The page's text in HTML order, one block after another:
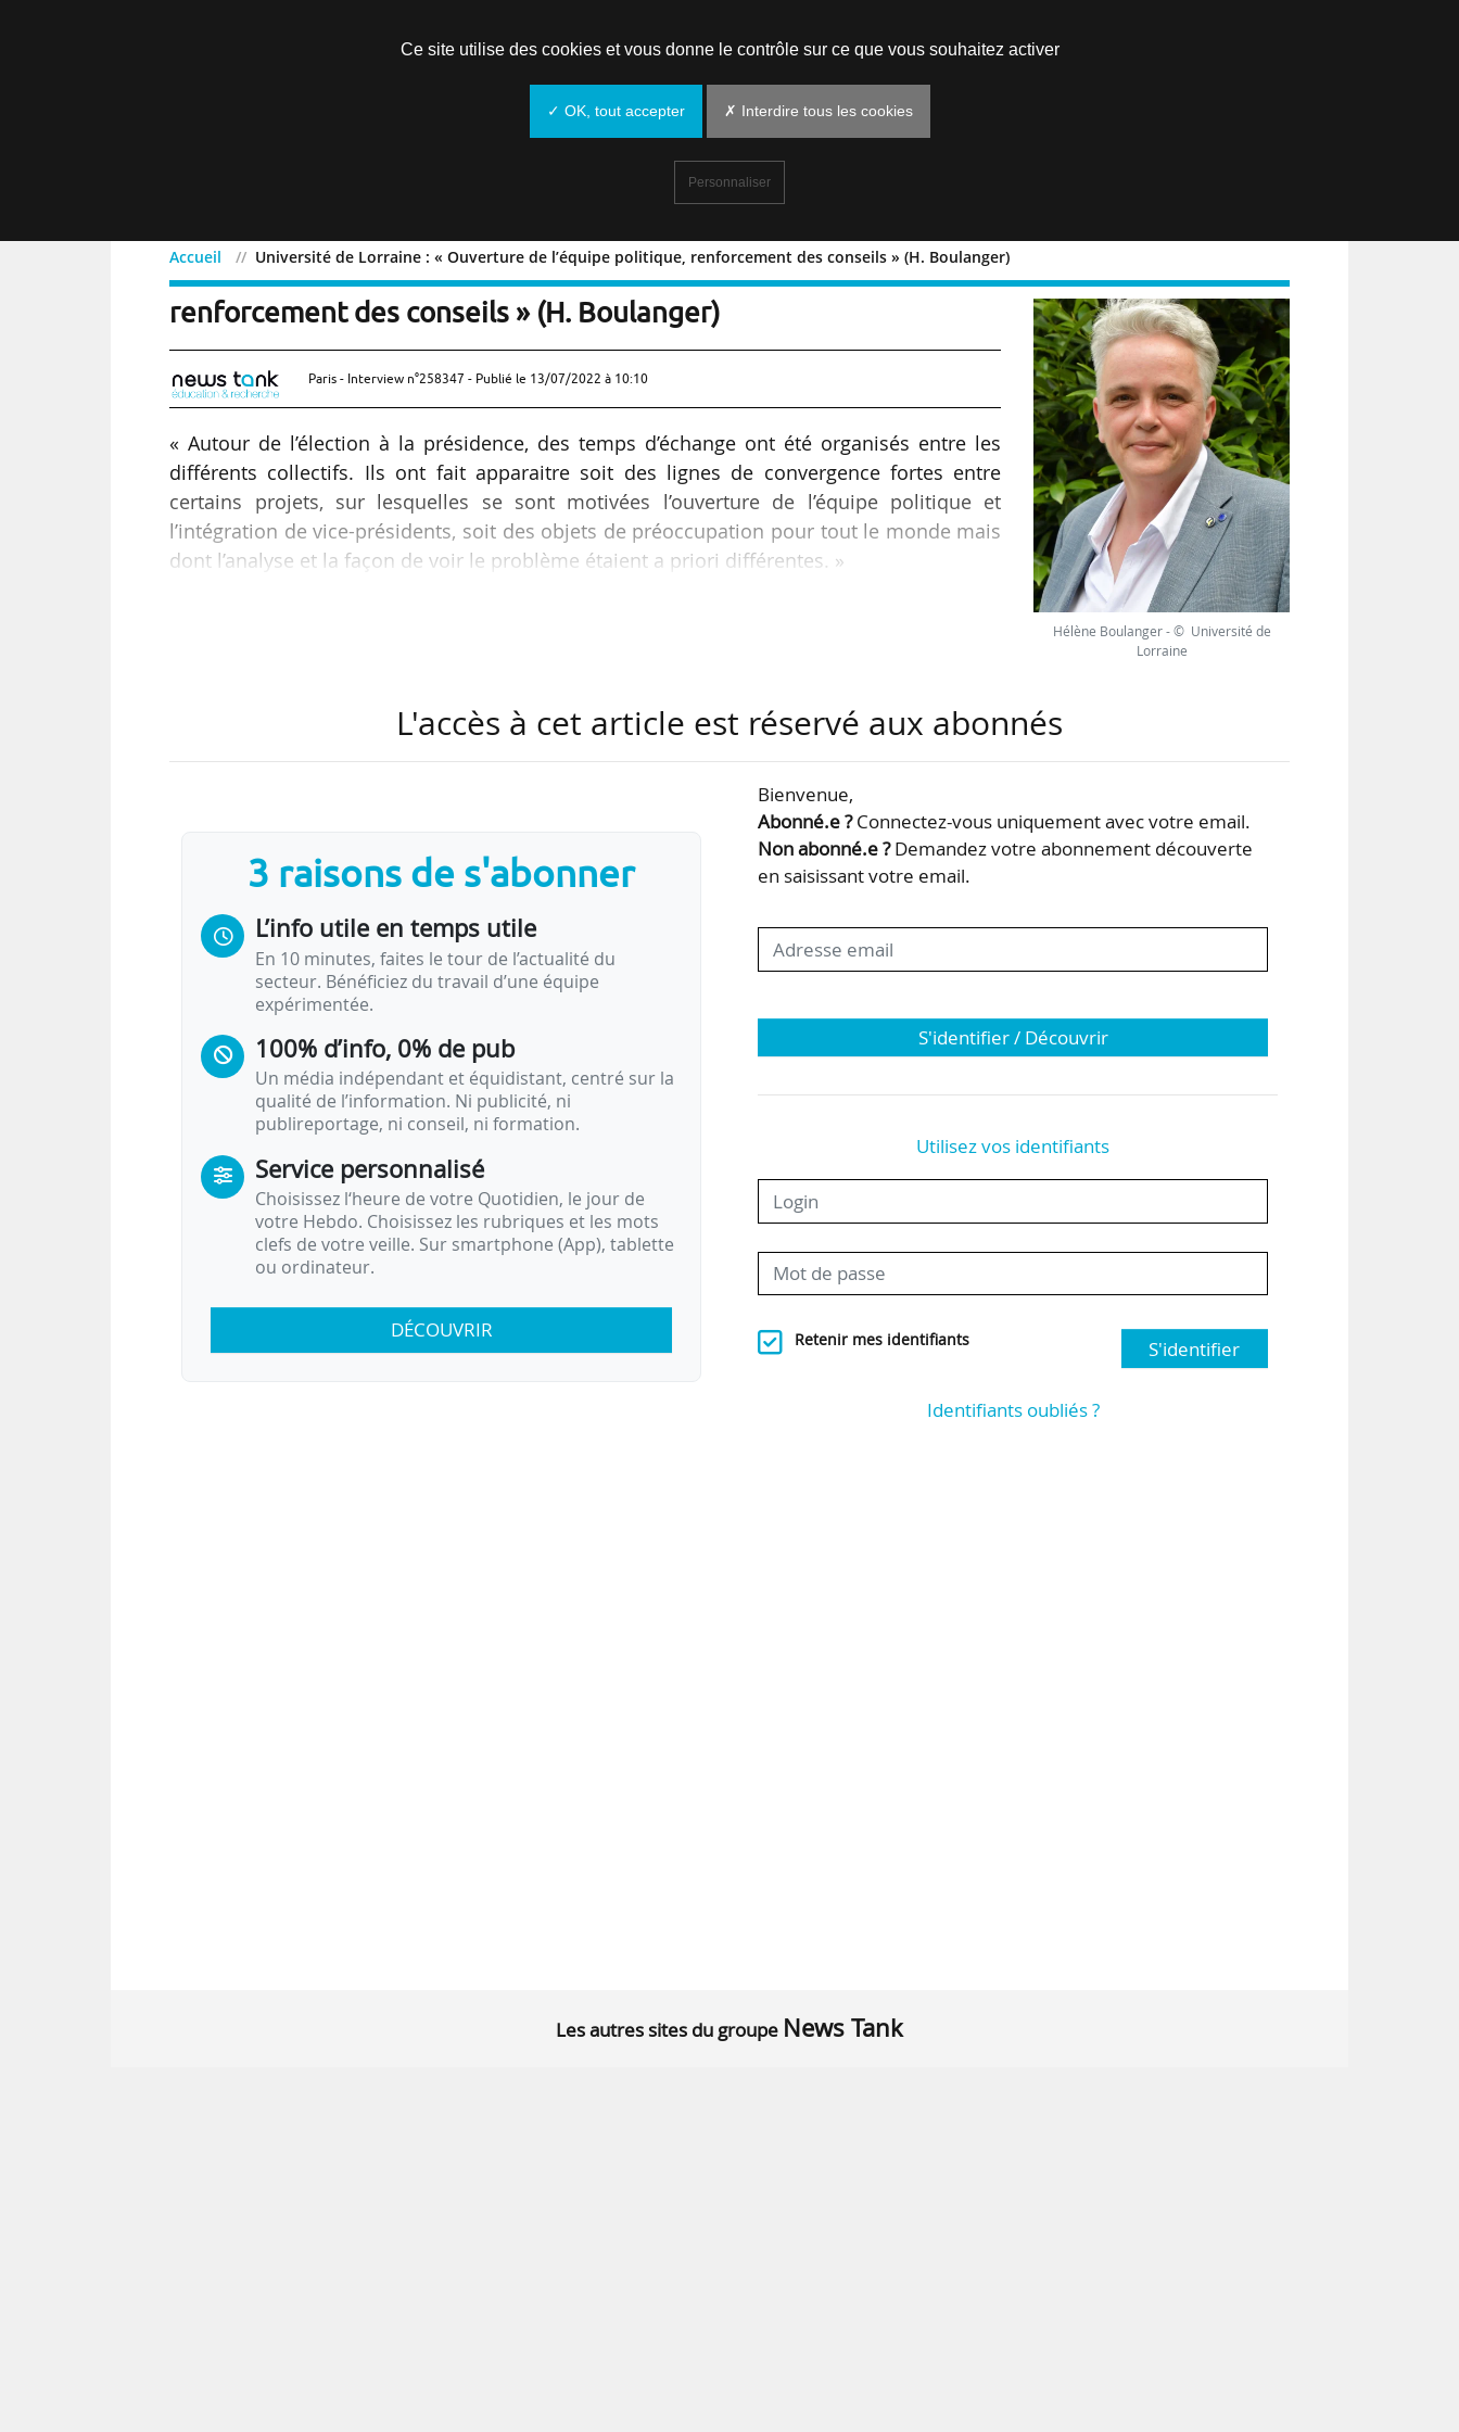
Accueil Université de Lorraine : « Ouverture de l’équipe politique, renforcement des conseils » (H. Boulanger)
Université de Lorraine : « Ouverture de l’équipe politique,
renforcement des conseils » (H. Boulanger)
Paris - Interview n°258347 - Publié le 13/07/2022 à 10:10
« Autour de l’élection à la présidence, des temps d’échange ont été organisés entre les
différents collectifs. Ils ont fait apparaitre soit des lignes de convergence fortes entre
certains projets, sur lesquelles se sont motivées l’ouverture de l’équipe politique et
l’intégration de vice-présidents, soit des objets de préoccupation pour tout le monde mais
dont l’analyse et la façon de voir le problème étaient a priori différentes. »
« Nous sommes arrivés à une proposition qui vise à renforcer le poids des conseils et
leurs élus, et à installer des commissions avec une présidence confiée aux autres listes.
C’est notamment le cas sur le sujet des moyens, avec des analyses et…
Hélène Boulanger - © Université de
Lorraine
L'accès à cet article est réservé aux abonnés
3 raisons de s'abonner
L’info utile en temps utile
En 10 minutes, faites le tour de l’actualité du
secteur. Bénéficiez du travail d’une équipe
expérimentée.
100% d’info, 0% de pub
Un média indépendant et équidistant, centré sur la
qualité de l’information. Ni publicité, ni
publireportage, ni conseil, ni formation.
Service personnalisé
Choisissez l‘heure de votre Quotidien, le jour de
votre Hebdo. Choisissez les rubriques et les mots
clefs de votre veille. Sur smartphone (App), tablette
ou ordinateur.
DÉCOUVRIR
Bienvenue,
Abonné.e ?Connectez-vous uniquement avec votre email.
Non abonné.e ?Demandez votre abonnement découverte
en saisissant votre email.
S'identifier / Découvrir
Utilisez vos identifiants
Retenir mes identifiants S'identifier
Identifiants oubliés ?
Les autres sites du groupe News Tank
Ce site utilise des cookies et vous donne le contrôle sur ce que vous souhaitez activer
✓ OK, tout accepter ✗ Interdire tous les cookies
Personnaliser